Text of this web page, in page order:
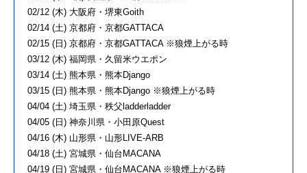
02/12 (木) 大阪府・堺東Goith
02/14 (土) 京都府・京都GATTACA
02/15 (日) 京都府・京都GATTACA ※狼煙上がる時
03/12 (木) 福岡県・久留米ウエポン
03/14 (土) 熊本県・熊本Django
03/15 (日) 熊本県・熊本Django ※狼煙上がる時
04/04 (土) 埼玉県・秩父ladderladder
04/05 (日) 神奈川県・小田原Quest
04/16 (木) 山形県・山形LIVE-ARB
04/18 (土) 宮城県・仙台MACANA
04/19 (日) 宮城県・仙台MACANA ※狼煙上がる時